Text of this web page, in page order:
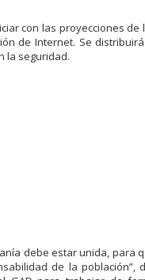
con las proyecciones de
de Internet. Se
la seguridad.
debe estar unida, para
de la población”,